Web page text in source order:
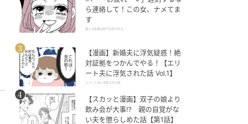
ら連絡して！この女、ナメてま
す
美人な友達は何でも許される
【漫画】新婚夫に浮気疑惑！絶
対証拠をつかんでやる！【エリ
ート夫に浮気された話 Vol.1】
エリート夫に浮気された話
【スカッと漫画】双子の娘より
飲み会が大事!? 親の自覚がな
い夫を懲らしめた話【第1話】